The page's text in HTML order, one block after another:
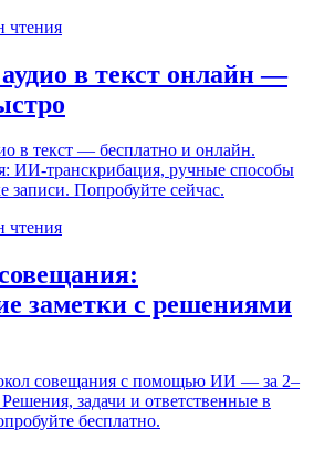
чтения
в текст онлайн —
в текст — бесплатно и онлайн.
ИИ-транскрибация, ручные способы
записи. Попробуйте сейчас.
чтения
заметки с решениями
совещания с помощью ИИ — за 2–
задачи и ответственные в
бесплатно.